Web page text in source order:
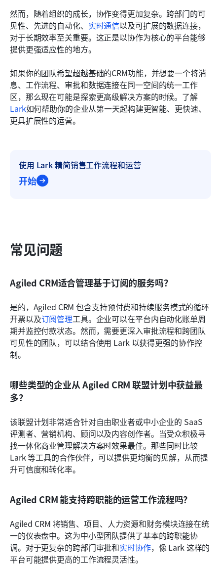
然而，随着组织的成长，协作变得更加复杂。跨部门的可
见性、先进的自动化、 实时通信以及可扩展的数据连接，
对于长期效率至关重要。这正是以协作为核心的平台能够
提供更强适应性的地方。
如果你的团队希望超越基础的CRM功能，并想要一个将消
息、工作流程、审批和数据连接在同一空间的统一工作
区，那么现在可能是探索更高级解决方案的时候。了解
Lark如何帮助你的企业从第一天起构建更智能、更快速、
更具扩展性的运营。
使用 Lark 精简销售工作流程和运营
开始
常见问题
Agiled CRM适合管理基于订阅的服务吗？
是的，Agiled CRM 包含支持预付费和持续服务模式的循环
开票以及订阅管理工具。企业可以在平台内自动化账单周
期并监控付款状态。然而，需要更深入审批流程和跨团队
可见性的团队，可以结合使用 Lark 以获得更强的协作控
制。
哪些类型的企业从 Agiled CRM 联盟计划中获益最
多？
该联盟计划非常适合针对自由职业者或中小企业的 SaaS
评测者、营销机构、顾问以及内容创作者。当受众积极寻
找一体化商业管理解决方案时效果最佳。那些同时比较
Lark 等工具的合作伙伴，可以提供更均衡的见解，从而提
升可信度和转化率。
Agiled CRM 能支持跨职能的运营工作流程吗？
Agiled CRM 将销售、项目、人力资源和财务模块连接在统
一的仪表盘中。这为中小型团队提供了基本的跨职能协
调。对于更复杂的跨部门审批和实时协作，像 Lark 这样的
平台可能提供更高的工作流程灵活性。